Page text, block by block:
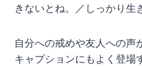
きないとね。／しっかり生
自分への戒めや友人への声
キャプションにもよく登場